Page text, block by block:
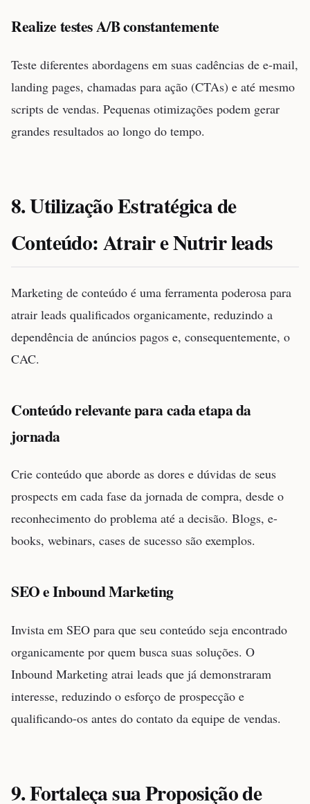
Realize testes A/B constantemente
Teste diferentes abordagens em suas cadências de e-mail,
landing pages, chamadas para ação (CTAs) e até mesmo
scripts de vendas. Pequenas otimizações podem gerar
grandes resultados ao longo do tempo.
8. Utilização Estratégica de
Conteúdo: Atrair e Nutrir leads
Marketing de conteúdo é uma ferramenta poderosa para
atrair leads qualificados organicamente, reduzindo a
dependência de anúncios pagos e, consequentemente, o
CAC.
Conteúdo relevante para cada etapa da
jornada
Crie conteúdo que aborde as dores e dúvidas de seus
prospects em cada fase da jornada de compra, desde o
reconhecimento do problema até a decisão. Blogs, e-
books, webinars, cases de sucesso são exemplos.
SEO e Inbound Marketing
Invista em SEO para que seu conteúdo seja encontrado
organicamente por quem busca suas soluções. O
Inbound Marketing atrai leads que já demonstraram
interesse, reduzindo o esforço de prospecção e
qualificando-os antes do contato da equipe de vendas.
9. Fortaleça sua Proposição de